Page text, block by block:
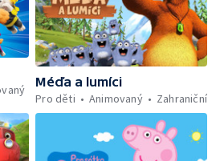
Méďa a lumíci
Pro děti
Animovaný Zahraniční